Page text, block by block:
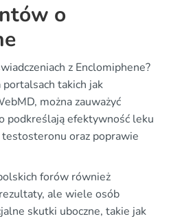
o
z Enclomiphene?
portalsach takich jak
można zauważyć
podkreślają efektywność leku
oraz poprawie
forów również
ale wiele osób
skutki uboczne, takie jak